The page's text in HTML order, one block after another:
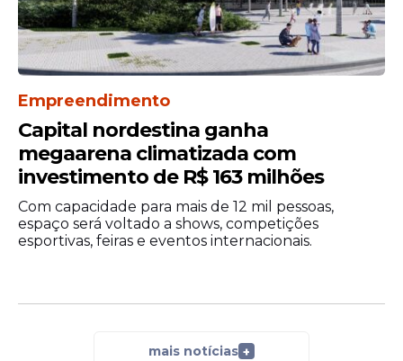
Empreendimento
Capital nordestina ganha
megaarena climatizada com
investimento de R$ 163 milhões
Com capacidade para mais de 12 mil pessoas,
espaço será voltado a shows, competições
esportivas, feiras e eventos internacionais.
mais notícias +